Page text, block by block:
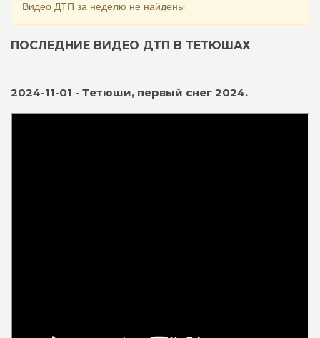
Видео ДТП за неделю не найдены
ПОСЛЕДНИЕ ВИДЕО ДТП В ТЕТЮШАХ
2024-11-01 - Тетюши, первый снег 2024.